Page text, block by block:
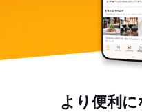
より便利